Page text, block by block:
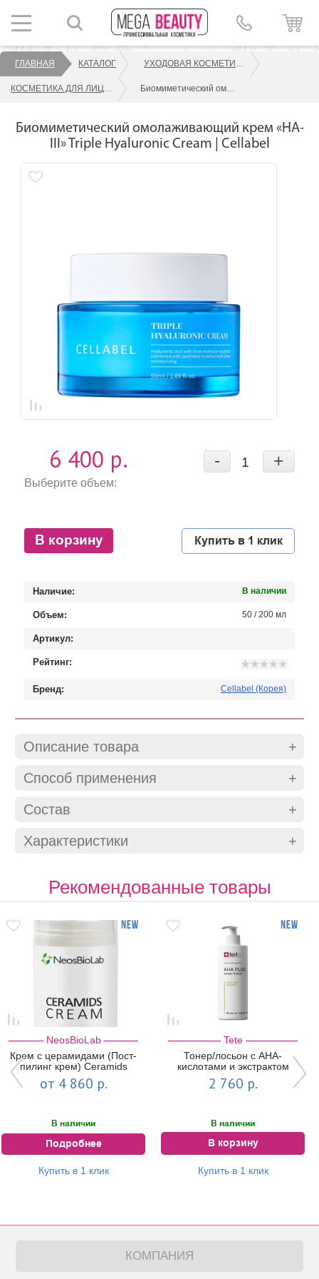
ГЛАВНАЯ КАТАЛОГ УХОДОВАЯ КОСМЕТИКА ДЛЯ ЛИЦА
КОСМЕТИКА ДЛЯ ЛИЦА CELLABEL Биомиметический омолаживающий крем «НА-III» Triple Hyaluronic Cream | Cellabel
Биомиметический омолаживающий крем «НА-
III» Triple Hyaluronic Cream | Cellabel
6 400 р.
Выберите объем:
- +
В корзину Купить в 1 клик
Наличие: В наличии
Объем: 50 / 200 мл
Артикул:
Рейтинг:
Бренд: Cellabel (Корея)
Описание товара
Способ применения
Состав
Характеристики
Рекомендованные товары
NeosBioLab
Крем с церамидами (Пост-
пилинг крем) Ceramids
Cream | NeosBioLab
от 4 860 р.
В наличии
Подробнее
Купить в 1 клик
Tete
Тонер/лосьон с AHA-
кислотами и экстрактом
мякоти фруктов AHA Plus
Toner, 200 мл ...
2 760 р.
В наличии
В корзину
Купить в 1 клик
КОМПАНИЯ